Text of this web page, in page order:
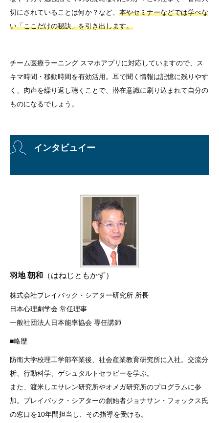
切にされていることは何か？など、 本やセミナーなどでは学べな
い「ここだけの秘訣」を引き出します。
チーム医療ラーニング スマホアプリに対応していますので、ス
キマ時間・移動時間を有効活用。 耳で聞く情報は記憶に残りやす
く、肉声を繰り返し聴くことで、潜在意識に刷り込まれて自分の
ものになるでしょう。
インタビュイー
羽地 朝和 （はねじともかず）
株式会社プレイバック・シアター研究所 所長
日本心理劇学会 常任理事
一般社団法人日本能率協会 専任講師
■略歴
防衛大学校理工学部卒業後、社会産業教育研究所に入社。 交流分
析、行動科学、ゲシュタルトセラピーを学ぶ。
また、渡米しエサレン研究所やオメガ研究所のプログラムに参
加。プレイバック・シアターの創始者ジョナサン・フォックス氏
の窓口を10年間担当し、その指導を受ける。